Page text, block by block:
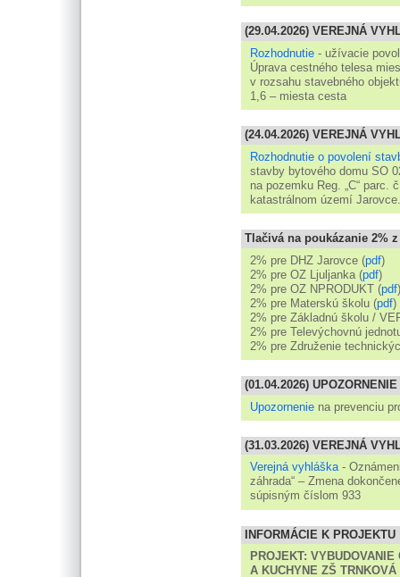
(29.04.2026) VEREJNÁ
Rozhodnutie - užívacie
Úprava cestného telesa
v rozsahu stavebného
1,6 – miesta cesta
(24.04.2026) VEREJNÁ
Rozhodnutie o povolení
stavby bytového domu SO
na pozemku Reg. „C“ parc.
katastrálnom území Jarovce.
Tlačivá na poukázanie 2%
2% pre DHZ Jarovce (pdf)
2% pre OZ Ljuljanka (pdf)
2% pre OZ NPRODUKT (pdf)
2% pre Materskú školu (pdf)
2% pre Základnú školu /
2% pre Televýchovnú
2% pre Združenie
(01.04.2026) UPOZORNENIE
Upozorneniena prevenciu
(31.03.2026) VEREJNÁ
Verejná vyhláška-
záhrada“ – Zmena
súpisným číslom 933
INFORMÁCIE K PROJEKTU
PROJEKT: VYBUDOVANIE
A KUCHYNE ZŠ TRNKOVÁ